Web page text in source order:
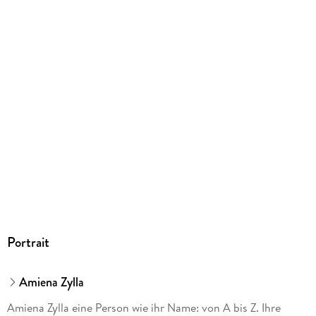
Portrait
Amiena Zylla
Amiena Zylla eine Person wie ihr Name: von A bis Z. Ihre